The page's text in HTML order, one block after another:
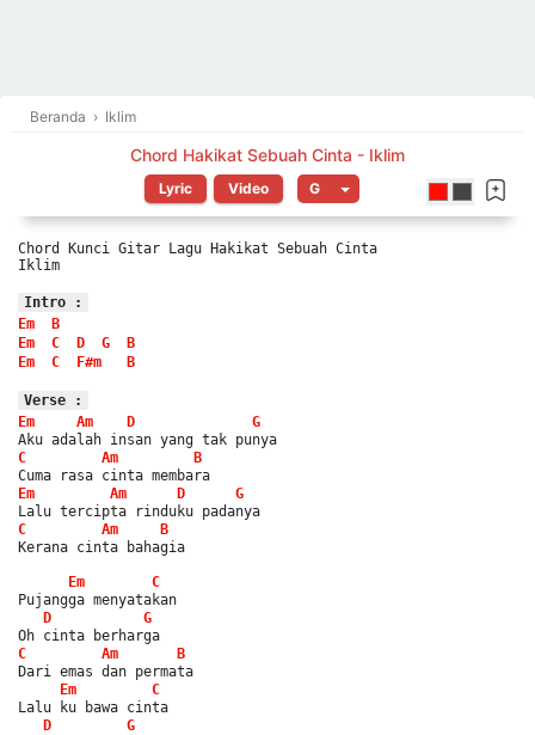
Beranda › Iklim
Chord Hakikat Sebuah Cinta - Iklim
Lyric Video
Chord Kunci Gitar Lagu Hakikat Sebuah Cinta
Iklim
Intro :
Em
B
Em
C D G
B
Em
C F#m B
Verse :
Em
Am D
G
Aku adalah insan yang tak punya
C
Am
B
Cuma rasa cinta membara
Em
Am D
G
Lalu tercipta rinduku padanya
C
Am
B
Kerana cinta bahagia
Em
C
Pujangga menyatakan
D
G
Oh cinta berharga
C
Am
B
Dari emas dan permata
Em
C
Lalu ku bawa cinta
D
G